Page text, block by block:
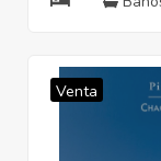
Venta